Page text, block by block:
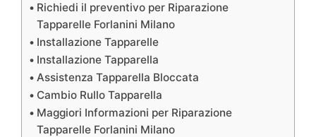
Richiedi il preventivo per Riparazione
Tapparelle Forlanini Milano
Installazione Tapparelle
Installazione Tapparella
Assistenza Tapparella Bloccata
Cambio Rullo Tapparella
Maggiori Informazioni per Riparazione
Tapparelle Forlanini Milano